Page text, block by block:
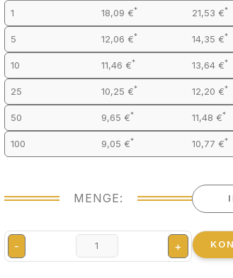
1 18,09 €* 21,53 €*
5 12,06 €* 14,35 €*
10 11,46 €* 13,64 €*
25 10,25 €* 12,20 €*
50 9,65 €* 11,48 €*
100 9,05 €* 10,77 €*
MENGE:
- +